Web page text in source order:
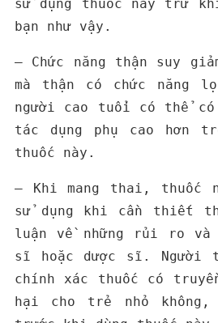
sử dụng thuốc này trừ
bạn như vậy.
– Chức năng thận suy
mà thận có chức năng
người cao tuổi có thể có
tác dụng phụ cao hơn
thuốc này.
– Khi mang thai, thuốc
sử dụng khi cần thiết
luận về những rủi ro
sĩ hoặc dược sĩ. Người
chính xác thuốc có
hại cho trẻ nhỏ